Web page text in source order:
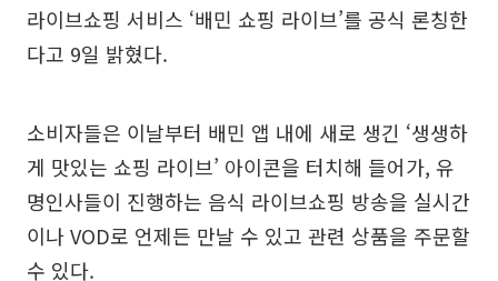
라이브쇼핑 서비스 ‘배민 쇼핑 라이브’를 공식 론칭한
다고 9일 밝혔다.
소비자들은 이날부터 배민 앱 내에 새로 생긴 ‘생생하
게 맛있는 쇼핑 라이브’ 아이콘을 터치해 들어가, 유
명인사들이 진행하는 음식 라이브쇼핑 방송을 실시간
이나 VOD로 언제든 만날 수 있고 관련 상품을 주문할
수 있다.